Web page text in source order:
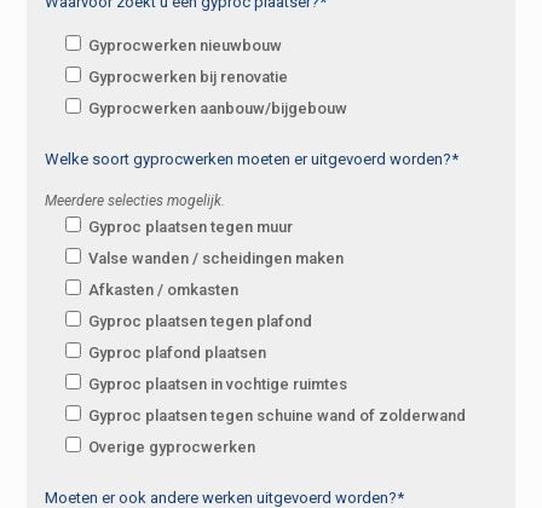
Gyprocwerken nieuwbouw
Gyprocwerken bij renovatie
Gyprocwerken aanbouw/bijgebouw
Welke soort gyprocwerken moeten er uitgevoerd worden?*
Meerdere selecties mogelijk.
Gyproc plaatsen tegen muur
Valse wanden / scheidingen maken
Afkasten / omkasten
Gyproc plaatsen tegen plafond
Gyproc plafond plaatsen
Gyproc plaatsen in vochtige ruimtes
Gyproc plaatsen tegen schuine wand of zolderwand
Overige gyprocwerken
Moeten er ook andere werken uitgevoerd worden?*